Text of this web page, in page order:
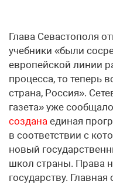
Глава Севастополя
учебники «были
европейской линии
процесса, то теперь
страна, Россия».
газета» уже
создана единая
в соответствии с
новый
школ страны. Права
государству.